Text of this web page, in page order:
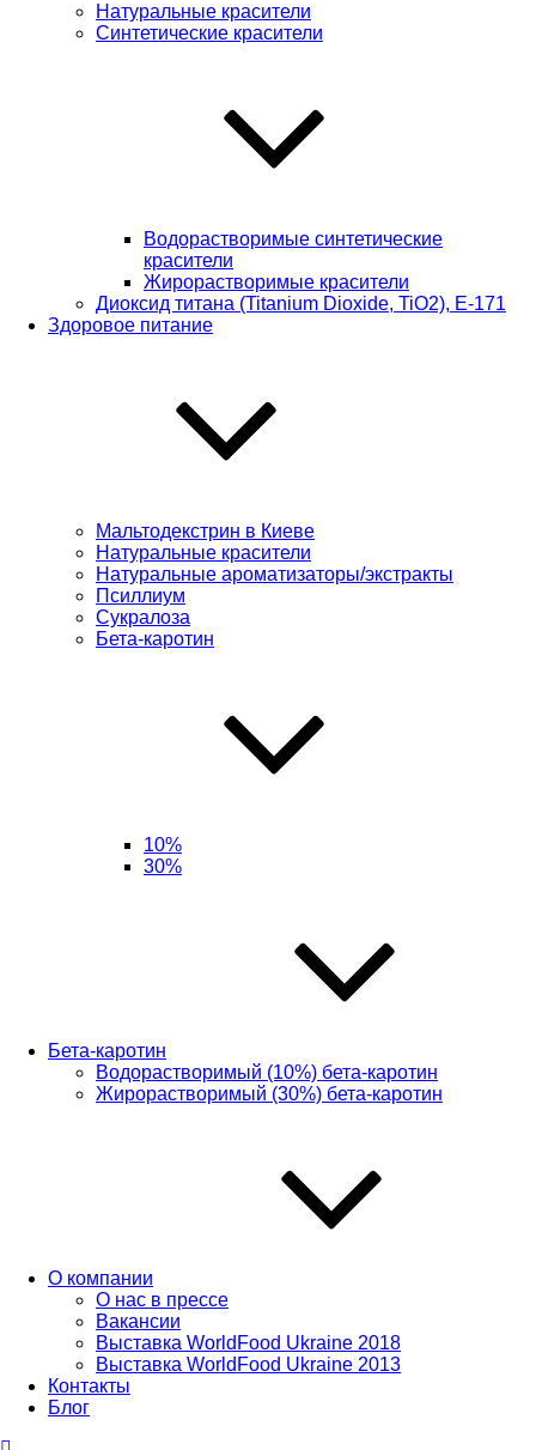
Натуральные красители
Синтетические красители
Водорастворимые синтетические
красители
Жирорастворимые красители
Диоксид титана (Titanium Dioxide, TiO2), Е-171
Здоровое питание
Мальтодекстрин в Киеве
Натуральные красители
Натуральные ароматизаторы/экстракты
Псиллиум
Сукралоза
Бета-каротин
10%
30%
Бета-каротин
Водорастворимый (10%) бета-каротин
Жирорастворимый (30%) бета-каротин
О компании
О нас в прессе
Вакансии
Выставка WorldFood Ukraine 2018
Выставка WorldFood Ukraine 2013
Контакты
Блог